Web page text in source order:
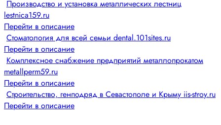
Производство и установка металлических лестниц
lestnica159.ru
Перейти в описание
Стоматология для всей семьи dental.101sites.ru
Перейти в описание
Комплексное снабжение предприятий металлопрокатом
metallperm59.ru
Перейти в описание
Строительство, генподряд в Севастополе и Крыму iis-stroy.ru
Перейти в описание